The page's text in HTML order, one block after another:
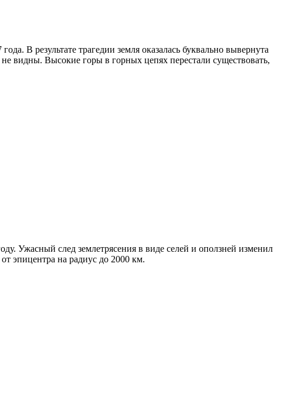
В результате трагедии земля оказалась буквально вывернута
видны. Высокие горы в горных цепях перестали существовать,
Ужасный след землетрясения в виде селей и оползней изменил
эпицентра на радиус до 2000 км.